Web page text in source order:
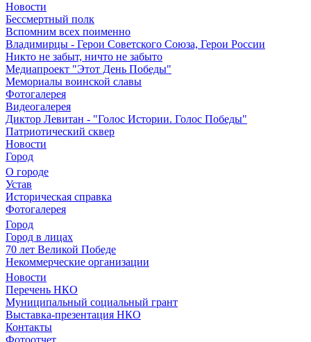
Новости
Бессмертный полк
Вспомним всех поименно
Владимирцы - Герои Советского Союза, Герои России
Никто не забыт, ничто не забыто
Медиапроект "Этот День Победы"
Мемориалы воинской славы
Фотогалерея
Видеогалерея
Диктор Левитан - "Голос Истории. Голос Победы"
Патриотический сквер
Новости
Город
О городе
Устав
Историческая справка
Фотогалерея
Город
Город в лицах
70 лет Великой Победе
Некоммерческие организации
Новости
Перечень НКО
Муниципальный социальный грант
Выставка-презентация НКО
Контакты
Фотоотчет